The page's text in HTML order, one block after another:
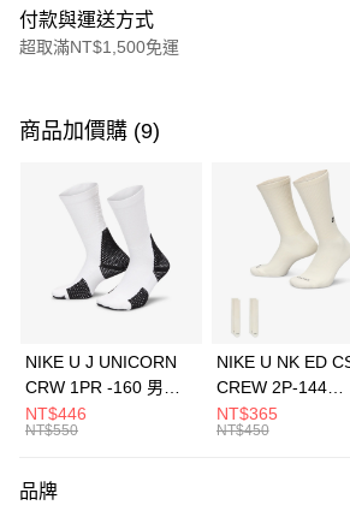
付款與運送方式
超取滿NT$1,500免運
信用卡一次付款
3 期 0 利率 每期
合作金庫商業銀行
第一商業
華南商業銀行
彰化商業
上海商業儲蓄銀行
元大商業銀行
台灣樂天信用卡公司
Apple Pay
全盈+PAY
AFTEE先享後付
【關於「AFTEE先享後付」】
商品加價購 (9)
NIKE U J UNICORN
CRW 1PR -160 男女
中統襪 FZ3393100
NT$446
NT$550
NIKE U NK ED
CREW 2P-144
EMBRDY 男女 短
FZ3073133
NT$365
NT$450
品牌